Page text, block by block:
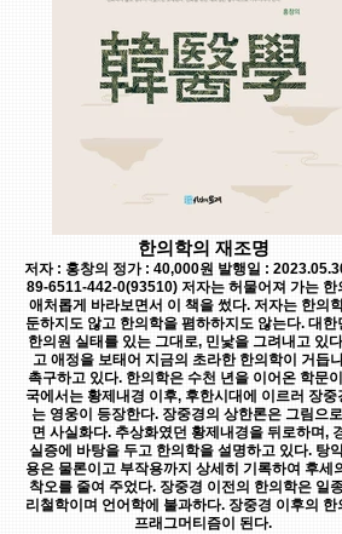
한의학의 재조명
저자 : 홍창의 정가 : 40,000원 발행일 :
89-6511-442-0(93510) 저자는 허물어져 가는 한
애처롭게 바라보면서 이 책을 썼다. 저자는 한의
둔하지도 않고 한의학을 폄하하지도 않는다. 대한
한의원 실태를 있는 그대로, 민낯을 그려내고 있
고 애정을 보태어 지금의 초라한 한의학이 거듭
촉구하고 있다. 한의학은 수천 년을 이어온 학문
국에서는 황제내경 이후, 후한시대에 이르러 장중
는 영웅이 등장한다. 장중경의 상한론은 그림으
면 사실화다. 추상화였던 황제내경을 뒤로하며,
실증에 바탕을 두고 한의학을 설명하고 있다. 탕
용은 물론이고 부작용까지 상세히 기록하여 후세
착오를 줄여 주었다. 장중경 이전의 한의학은 일
리철학이며 언어학에 불과하다. 장중경 이후의 한
프래그머티즘이 된다.